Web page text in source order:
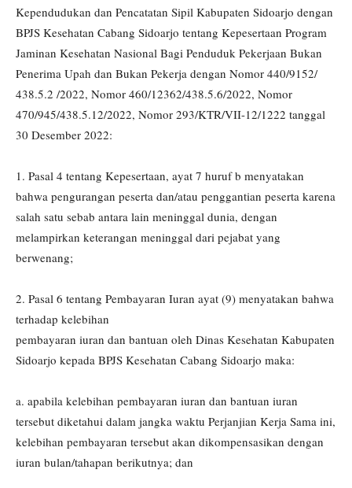
Kependudukan dan Pencatatan Sipil Kabupaten Sidoarjo dengan
BPJS Kesehatan Cabang Sidoarjo tentang Kepesertaan Program
Jaminan Kesehatan Nasional Bagi Penduduk Pekerjaan Bukan
Penerima Upah dan Bukan Pekerja dengan Nomor 440/9152/
438.5.2 /2022, Nomor 460/12362/438.5.6/2022, Nomor
470/945/438.5.12/2022, Nomor 293/KTR/VII-12/1222 tanggal
30 Desember 2022:
1. Pasal 4 tentang Kepesertaan, ayat 7 huruf b menyatakan
bahwa pengurangan peserta dan/atau penggantian peserta karena
salah satu sebab antara lain meninggal dunia, dengan
melampirkan keterangan meninggal dari pejabat yang
berwenang;
2. Pasal 6 tentang Pembayaran Iuran ayat (9) menyatakan bahwa
terhadap kelebihan
pembayaran iuran dan bantuan oleh Dinas Kesehatan Kabupaten
Sidoarjo kepada BPJS Kesehatan Cabang Sidoarjo maka:
a. apabila kelebihan pembayaran iuran dan bantuan iuran
tersebut diketahui dalam jangka waktu Perjanjian Kerja Sama ini,
kelebihan pembayaran tersebut akan dikompensasikan dengan
iuran bulan/tahapan berikutnya; dan